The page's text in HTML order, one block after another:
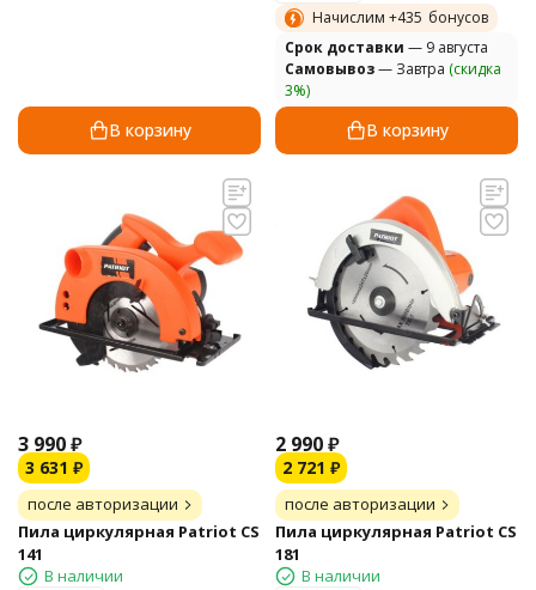
В корзину
Начислим +435 бонусов
Cрок доставки — 9 августа
Самовывоз— Завтра (скидка
3%)
В корзину
3 990₽
3 631 ₽
после авторизации
Пила циркулярная Patriot CS
141
В наличии
2 990₽
2 721 ₽
после авторизации
Пила циркулярная Patriot CS
181
В наличии